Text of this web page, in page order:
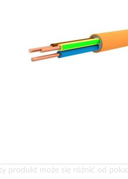
produkt może się różnić od